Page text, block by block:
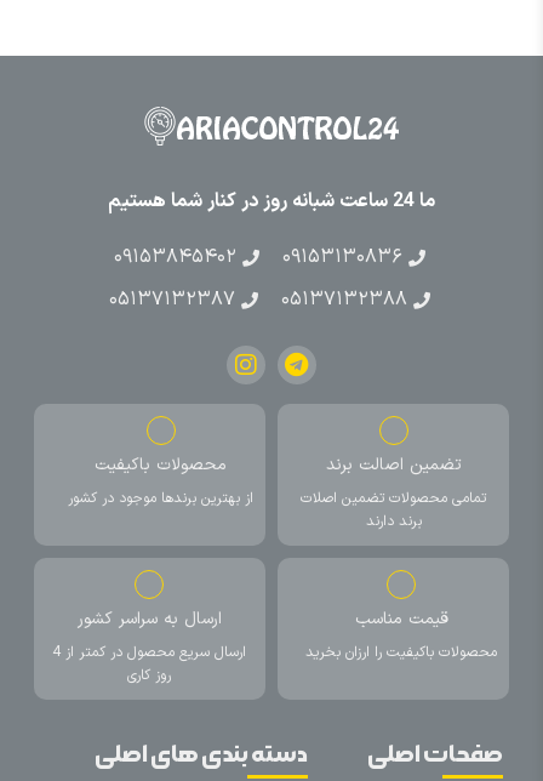
ما 24 ساعت شبانه روز در کنار شما هستیم
۰۹۱۵۳۱۳۰۸۳۶
۰۹۱۵۳۸۴۵۴۰۲
۰۵۱۳۷۱۳۲۳۸۸
۰۵۱۳۷۱۳۲۳۸۷
تضمین اصالت برند
تمامی محصولات تضمین اصلات
برند دارند
محصولات باکیفیت
از بهترین برندها موجود در کشور
قیمت مناسب
محصولات باکیفیت را ارزان بخرید
ارسال به سراسر کشور
ارسال سریع محصول در کمتر از 4
روز کاری
صفحات اصلی دسته بندی های اصلی